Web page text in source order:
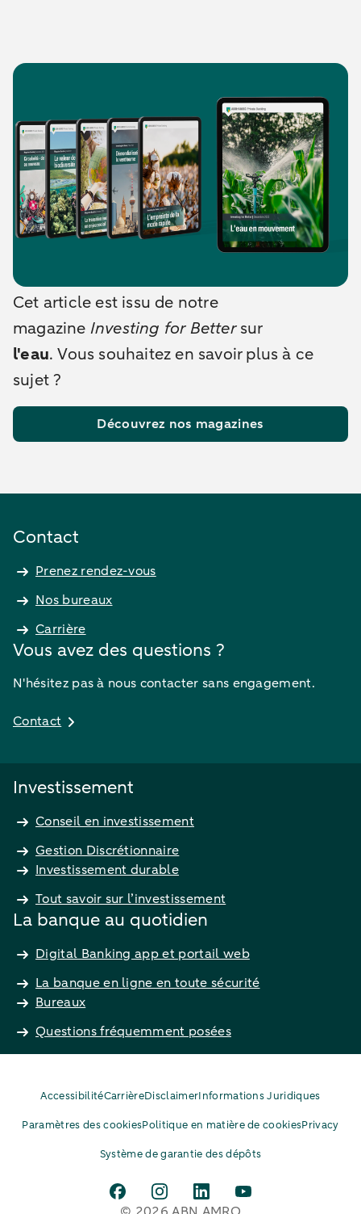
Cet article est issu de notre
magazine Investing for Bettersur
l'eau. Vous souhaitez en savoir plus à ce
sujet ?
Découvrez nos magazines
Contact
Prenez rendez-vous
Nos bureaux
Carrière
Vous avez des questions ?
N'hésitez pas à nous contacter sans engagement.
Contact
Investissement
Conseil en investissement
Gestion Discrétionnaire
Investissement durable
Tout savoir sur l’investissement
La banque au quotidien
Digital Banking app et portail web
La banque en ligne en toute sécurité
Bureaux
Questions fréquemment posées
AccessibilitéCarrièreDisclaimerInformations Juridiques
Paramètres des cookiesPolitique en matière de cookiesPrivacy
Système de garantie des dépôts